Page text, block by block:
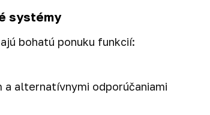
systémy
bohatú ponuku funkcií:
a alternatívnymi odporúčaniami